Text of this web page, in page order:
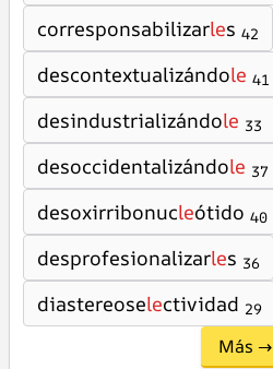
corresponsabilizarles 42
descontextualizándole 41
desindustrializándole 33
desoccidentalizándole 37
desoxirribonucleótido 40
desprofesionalizarles 36
diastereoselectividad 29
Más →